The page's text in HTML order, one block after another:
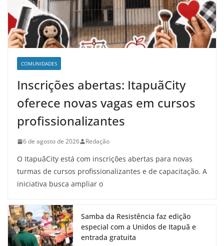
COMUNIDADES
Inscrições abertas: ItapuãCity
oferece novas vagas em cursos
profissionalizantes
6 de agosto de 2026 Redação
O ItapuãCity está com inscrições abertas para novas
turmas de cursos profissionalizantes e de capacitação. A
iniciativa busca ampliar o
Samba da Resistência faz edição
especial com a Unidos de Itapuã e
entrada gratuita